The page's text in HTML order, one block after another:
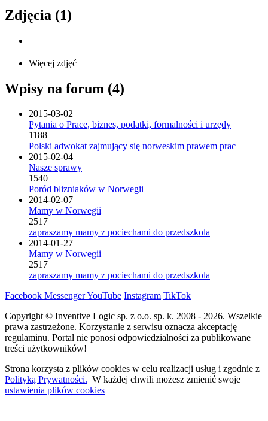
Zdjęcia (1)
Więcej zdjęć
Wpisy na forum (4)
2015-03-02
Pytania o Prace, biznes, podatki, formalności i urzędy
1188
Polski adwokat zajmujący się norweskim prawem prac
2015-02-04
Nasze sprawy
1540
Poród blizniaków w Norwegii
2014-02-07
Mamy w Norwegii
2517
zapraszamy mamy z pociechami do przedszkola
2014-01-27
Mamy w Norwegii
2517
zapraszamy mamy z pociechami do przedszkola
Facebook MessengerYouTube Instagram TikTok
Copyright © Inventive Logic sp. z o.o. sp. k. 2008 - 2026. Wszelkie
prawa zastrzeżone. Korzystanie z serwisu oznacza akceptację
regulaminu. Portal nie ponosi odpowiedzialności za publikowane
treści użytkowników!
Strona korzysta z plików cookies w celu realizacji usług i zgodnie z
Polityką Prywatności. W każdej chwili możesz zmienić swoje
ustawienia plików cookies